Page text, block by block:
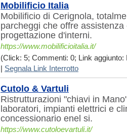
Mobilificio Italia
Mobilificio di Cerignola,
parcheggi che offre
progettazione d'interni.
https://www.mobilificioitalia.it/
(Click: 5; Commenti: 0; Link aggiunto:
Segnala Link Interrotto
Cutolo & Vartuli
Ristrutturazioni "chiavi in
laboratori, impianti elettrici e
concessionario enel si.
https://www.cutoloevartuli.it/